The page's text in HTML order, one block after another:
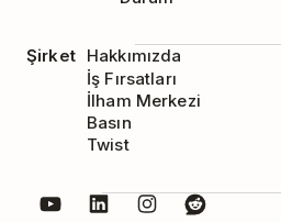
Şirket Hakkımızda
İş Fırsatları
İlham Merkezi
Basın
Twist